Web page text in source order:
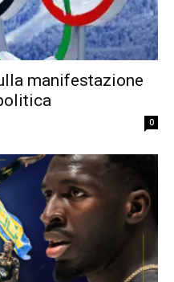
manifestazione
0